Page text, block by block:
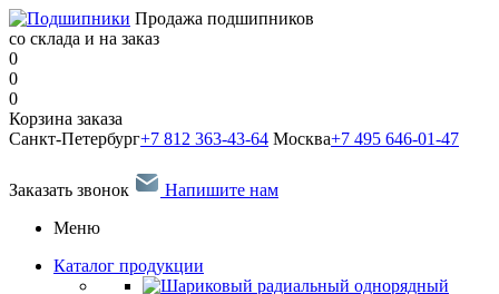
Продажа подшипников
со склада и на заказ
0
0
0
Корзина заказа
Санкт-Петербург+7 812 363-43-64 Москва+7 495 646-01-47
Заказать звонок
Напишите нам
Меню
Каталог продукции